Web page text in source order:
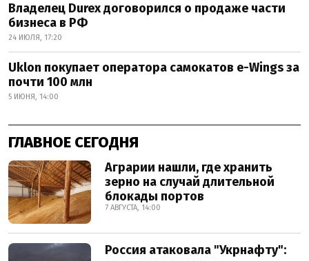
Владелец Durex договорился о продаже части
бизнеса в РФ
24 ИЮЛЯ, 17:20
Uklon покупает оператора самокатов e-Wings за
почти 100 млн
5 ИЮНЯ, 14:00
ГЛАВНОЕ СЕГОДНЯ
Аграрии нашли, где хранить
зерно на случай длительной
блокады портов
7 АВГУСТА, 14:00
Россия атаковала "Укрнафту":